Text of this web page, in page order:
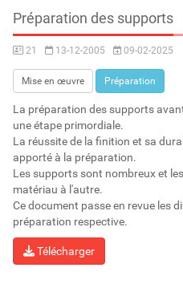
Préparation des supports
21 13-12-2005 09-02-2025
Mise en œuvre Préparation
La préparation des supports
une étape primordiale.
La réussite de la finition et sa
apporté à la préparation.
Les supports sont nombreux et
matériau à l'autre.
Ce document passe en revue les
préparation respective.
Télécharger